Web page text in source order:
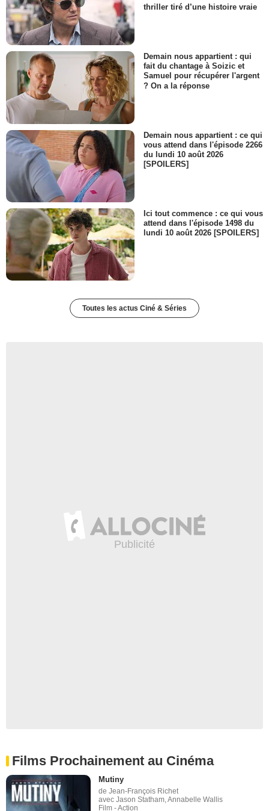
thriller tiré d’une histoire vraie
Demain nous appartient : qui
fait du chantage à Soizic et
Samuel pour récupérer l'argent
? On a la réponse
Demain nous appartient : ce qui
vous attend dans l'épisode 2266
du lundi 10 août 2026
[SPOILERS]
Ici tout commence : ce qui vous
attend dans l'épisode 1498 du
lundi 10 août 2026 [SPOILERS]
Toutes les actus Ciné & Séries
Films Prochainement au Cinéma
Mutiny
de Jean-François Richet
avec Jason Statham, Annabelle Wallis
Film - Action